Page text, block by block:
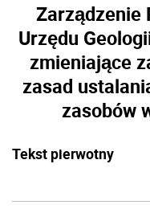
Zarządzenie
Urzędu
zmieniające
zasad
zasobów
Tekst pierwotny